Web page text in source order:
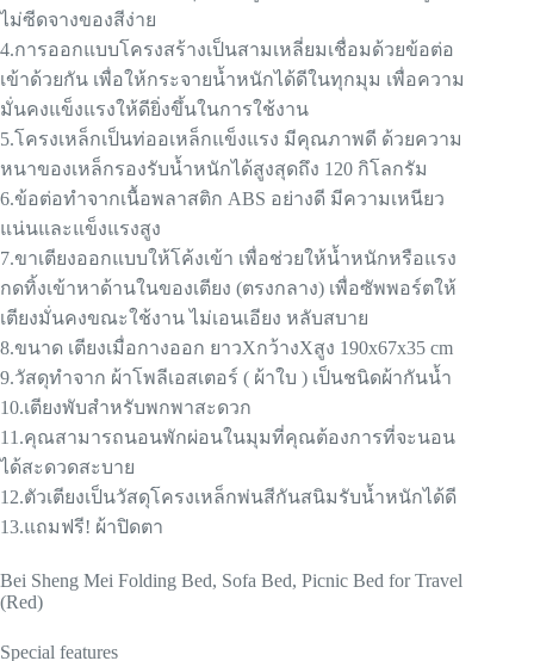
ไม่ซีดจางของสีง่าย
4.การออกแบบโครงสร้างเป็นสามเหลี่ยมเชื่อมด้วยข้อต่อ
เข้าด้วยกัน เพื่อให้กระจายน้ำหนักได้ดีในทุกมุม เพื่อความ
มั่นคงแข็งแรงให้ดียิ่งขึ้นในการใช้งาน
5.โครงเหล็กเป็นท่ออเหล็กแข็งแรง มีคุณภาพดี ด้วยความ
หนาของเหล็กรองรับน้ำหนักได้สูงสุดถึง 120 กิโลกรัม
6.ข้อต่อทำจากเนื้อพลาสติก ABS อย่างดี มีความเหนียว
แน่นและแข็งแรงสูง
7.ขาเตียงออกแบบให้โค้งเข้า เพื่อช่วยให้น้ำหนักหรือแรง
กดทิ้งเข้าหาด้านในของเตียง (ตรงกลาง) เพื่อซัพพอร์ตให้
เตียงมั่นคงขณะใช้งาน ไม่เอนเอียง หลับสบาย
8.ขนาด เตียงเมื่อกางออก ยาวXกว้างXสูง 190x67x35 cm
9.วัสดุทำจาก ผ้าโพลีเอสเตอร์ ( ผ้าใบ ) เป็นชนิดผ้ากันน้ำ
10.เตียงพับสำหรับพกพาสะดวก
11.คุณสามารถนอนพักผ่อนในมุมที่คุณต้องการที่จะนอน
ได้สะดวดสะบาย
12.ตัวเตียงเป็นวัสดุโครงเหล็กพ่นสีกันสนิมรับน้ำหนักได้ดี
13.แถมฟรี! ผ้าปิดตา
Bei Sheng Mei Folding Bed, Sofa Bed, Picnic Bed for Travel
(Red)
Special features